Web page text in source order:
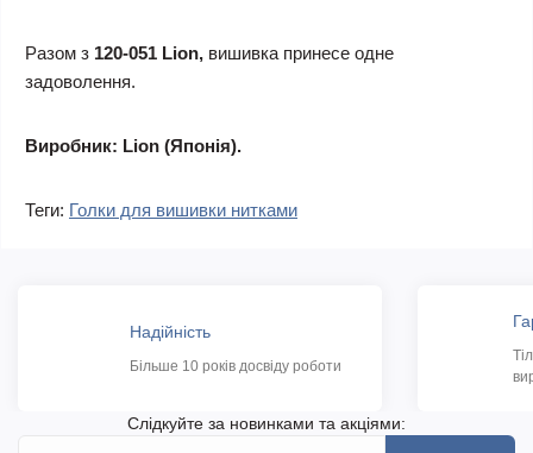
Разом з 120-051 Lion, вишивка принесе одне
задоволення.
Виробник: Lion (Японія).
Теги: Голки для вишивки нитками
Надійність
Більше 10 років досвіду роботи
Слідкуйте за новинками та акціями: